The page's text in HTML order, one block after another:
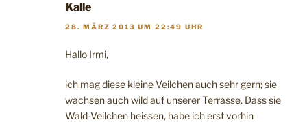
Kalle
28. MÄRZ 2013 UM 22:49 UHR
Hallo Irmi,
ich mag diese kleine Veilchen auch sehr gern; sie
wachsen auch wild auf unserer Terrasse. Dass sie
Wald-Veilchen heissen, habe ich erst vorhin